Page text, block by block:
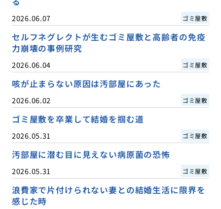
2026.06.07 ゴミ屋敷
セルフネグレクトが生むゴミ屋敷と高齢者の免疫
力崩壊の事例研究
2026.06.04 ゴミ屋敷
咳が止まらない原因は汚部屋にあった
2026.06.02 ゴミ屋敷
ゴミ屋敷を卒業して結婚を掴む道
2026.05.31 ゴミ屋敷
汚部屋に潜む目に見えない病原菌の恐怖
2026.05.31 ゴミ屋敷
浪費家で片付けられない妻との結婚生活に限界を
感じた時